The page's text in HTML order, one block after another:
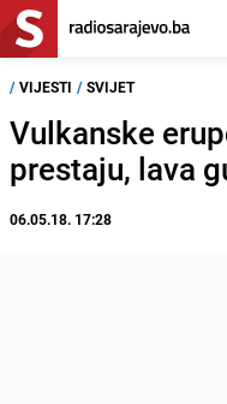
/ VIJESTI / SVIJET
Vulkanske
prestaju, lava
06.05.18. 17:28